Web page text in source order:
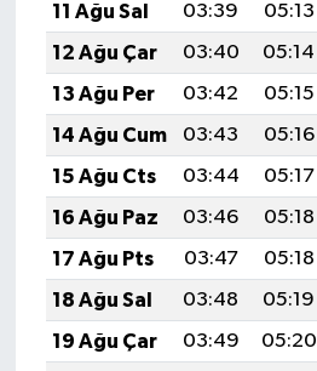
11 Ağu Sal
03:39 05:13
12 Ağu Çar
03:40 05:14
13 Ağu Per
03:42 05:15
14 Ağu Cum
03:43 05:16
15 Ağu Cts
03:44 05:17
16 Ağu Paz
03:46 05:18
17 Ağu Pts
03:47 05:18
18 Ağu Sal
03:48 05:19
19 Ağu Çar
03:49 05:20